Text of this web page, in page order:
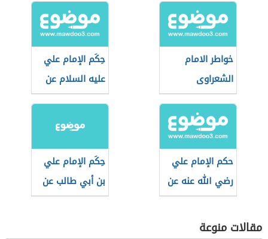
خواطر الامام
الشعراوى
حِكَم الإمام علي
عليه السلام عن
الأخلاق
حكم الإمام علي
رضي الله عنه عن
الدنيا
حِكَم الإمام علي
بن أبي طالب عن
الأخلاق
مقالات منوعة